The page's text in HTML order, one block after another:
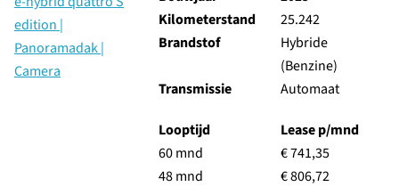
Kilometerstand
25.242
Brandstof
Hybride
(Benzine)
Transmissie
Automaat
Looptijd
60 mnd
48 mnd
Lease p/mnd
€ 741,35
€ 806,72